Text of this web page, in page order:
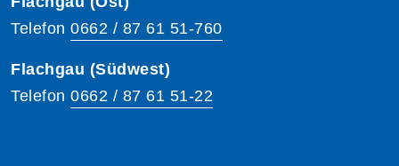
Telefon 0662 / 87 61 51-760
Flachgau (Südwest)
Telefon 0662 / 87 61 51-22